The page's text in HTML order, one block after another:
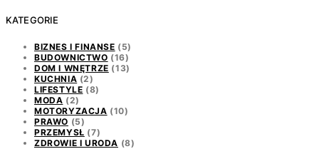
KATEGORIE
BIZNES I FINANSE (5)
BUDOWNICTWO (16)
DOM I WNĘTRZE (13)
KUCHNIA (2)
LIFESTYLE (8)
MODA (2)
MOTORYZACJA (10)
PRAWO (5)
PRZEMYSŁ (7)
ZDROWIE I URODA (8)